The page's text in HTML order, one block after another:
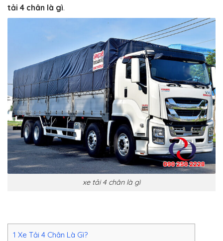
tải 4 chân là gì.
xe tải 4 chân là gì
1 Xe Tải 4 Chân Là Gì?